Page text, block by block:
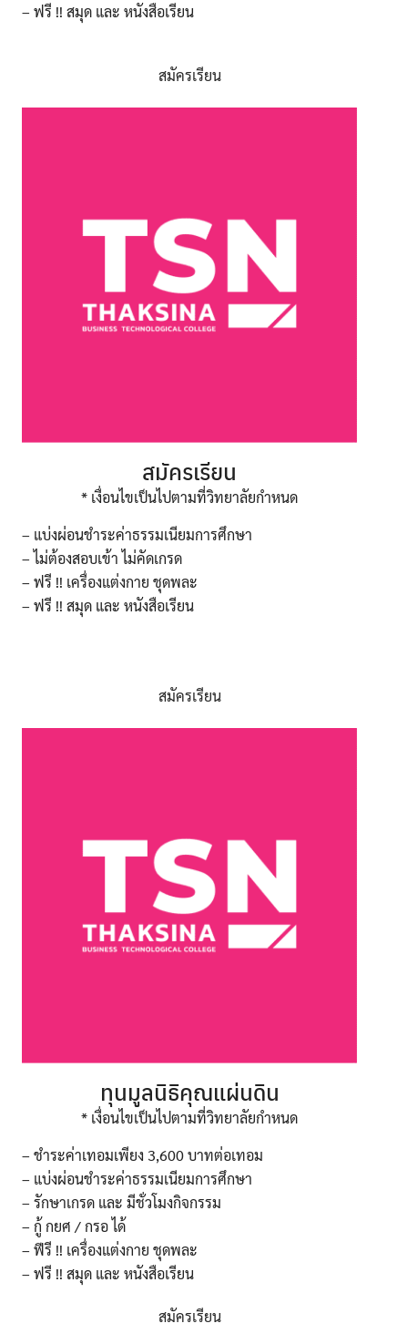
– ฟรี !! สมุด และ หนังสือเรียน
สมัครเรียน
สมัครเรียน
* เงื่อนไขเป็นไปตามที่วิทยาลัยกำหนด
– แบ่งผ่อนชำระค่าธรรมเนียมการศึกษา
– ไม่ต้องสอบเข้า ไม่คัดเกรด
– ฟรี !! เครื่องแต่งกาย ชุดพละ
– ฟรี !! สมุด และ หนังสือเรียน
สมัครเรียน
ทุนมูลนิธิคุณแผ่นดิน
* เงื่อนไขเป็นไปตามที่วิทยาลัยกำหนด
– ชำระค่าเทอมเพียง 3,600 บาทต่อเทอม
– แบ่งผ่อนชำระค่าธรรมเนียมการศึกษา
– รักษาเกรด และ มีชั่วโมงกิจกรรม
– กู้ กยศ / กรอ ได้
– ฟีรี !! เครื่องแต่งกาย ชุดพละ
– ฟรี !! สมุด และ หนังสือเรียน
สมัครเรียน